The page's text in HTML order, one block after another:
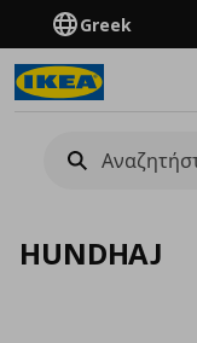
Greek
HUNDHAJ